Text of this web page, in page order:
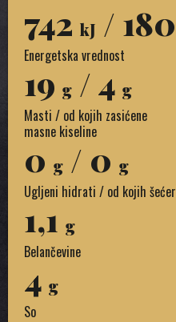
742 kJ / 180
Energetska vrednost
19 g / 4 g
Masti / od kojih zasićene
masne kiseline
0 g / 0 g
Ugljeni hidrati / od kojih
1,1 g
Belančevine
4 g
So